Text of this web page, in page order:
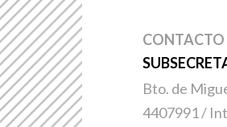
CONTACTO
Bto. de
4407991 /